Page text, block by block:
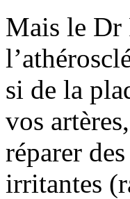
Mais le Dr
si de la
vos
réparer
irritantes